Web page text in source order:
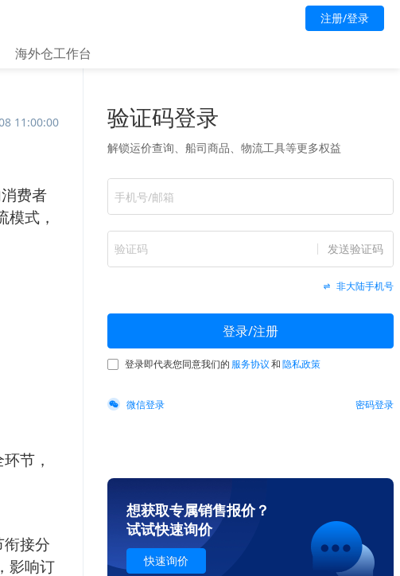
注册/登录
海外仓工作台
11:00:00
费者
模式，
节，
衔接分
影响订
想获取专属销售报价？
试试快速询价
快速询价